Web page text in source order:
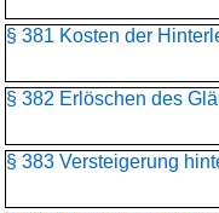
§ 381 Kosten der
§ 382 Erlöschen des
§ 383 Versteigerung